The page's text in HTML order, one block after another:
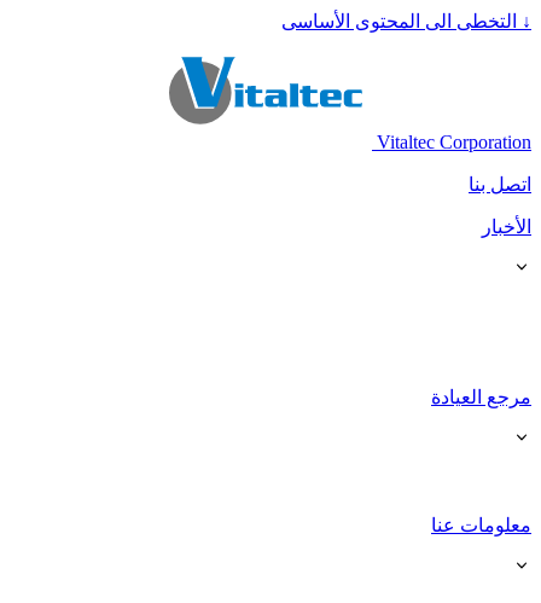
↓ التخطى الى المحتوى الأساسى
Vitaltec Corporation
اتصل بنا
الأخبار
مرجع العيادة
معلومات عنا